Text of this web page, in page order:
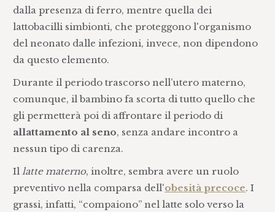
dalla presenza di ferro, mentre quella dei
lattobacilli simbionti, che proteggono l'organismo
del neonato dalle infezioni, invece, non dipendono
da questo elemento.
Durante il periodo trascorso nell’utero materno,
comunque, il bambino fa scorta di tutto quello che
gli permetterà poi di affrontare il periodo di
allattamento al seno, senza andare incontro a
nessun tipo di carenza.
Illatte materno, inoltre, sembra avere un ruolo
preventivo nella comparsa dell'obesità precoce. I
grassi, infatti, “compaiono” nel latte solo verso la